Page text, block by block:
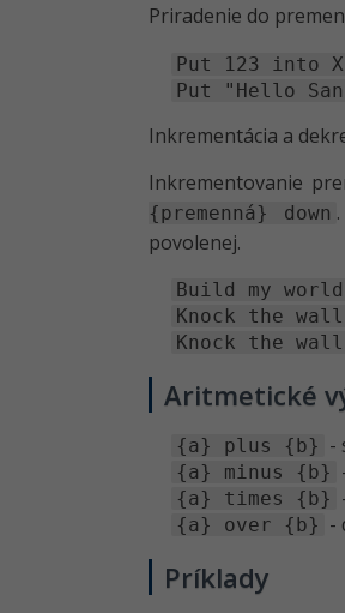
Priradenie do
Put 123 into X
Put "Hello
Inkrementácia a
Inkrementovanie
{premenná} down
povolenej.
Build my
Knock the
Knock the
Aritmetické
{a} plus {b} -
{a} minus {b}
{a} times {b}
{a} over {b} -
Príklady